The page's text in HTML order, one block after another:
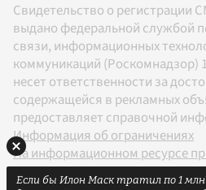
Свидетельство о регистрации
выдано федеральной службой
связи, информационных
коммуникаций (Роскомнадзор)
несет ответственности за
содержащейся в рекламных
предоставляет справочной
Информация об ограничениях
На информационном ресурсе
рекомендательные технологии
Если бы Илон Маск тратил по 1 млн